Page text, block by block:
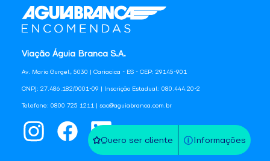
Quero ser cliente Informações
Viação Águia Branca S.A.
Av. Mario Gurgel, 5030 | Cariacica - ES - CEP: 29145-901
CNPJ: 27.486.182/0001-09 | Inscrição Estadual: 080.444.20-2
Telefone: 0800 725 1211 | sac@aguiabranca.com.br